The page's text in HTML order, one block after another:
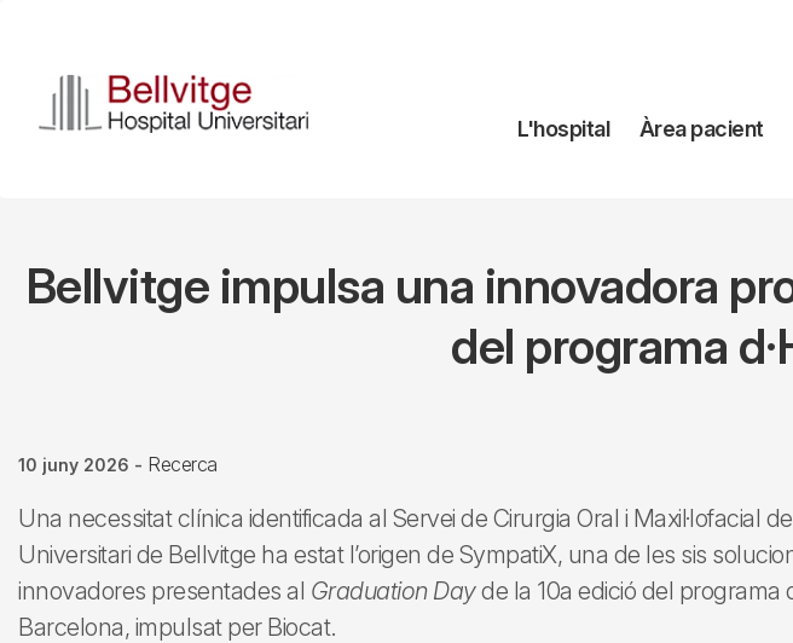
contingut
Navegación
L'hospital Àrea pacient
Bellvitge impulsa una innovadora
del programa
10 juny 2026 - Recerca
Una necessitat clínica identificada al Servei de Cirurgia Oral i Maxil·lofacial
Universitari de Bellvitge ha estat l’origen de SympatiX, una de les sis
innovadores presentades al Graduation Dayde la 10a edició del programa
Barcelona, impulsat per Biocat.